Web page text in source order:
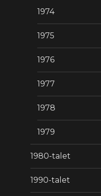
1974
1975
1976
1977
1978
1979
1980-talet
1990-talet